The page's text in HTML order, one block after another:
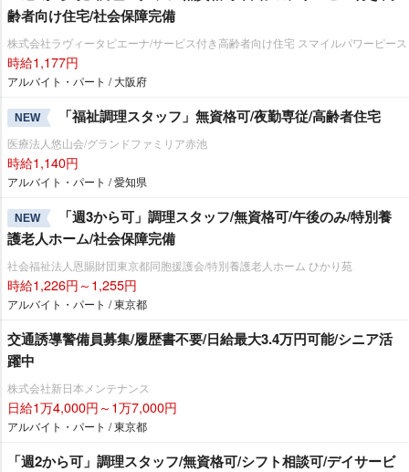
齢者向け住宅/社会保障完備
株式会社ラヴィータピエーナ/サービス付き高齢者向け住宅 スマイルパワーピース
時給1,177円
アルバイト・パート / 大阪府
NEW 「福祉調理スタッフ」無資格可/夜勤専従/高齢者住宅
医療法人悠山会/グランドファミリア赤池
時給1,140円
アルバイト・パート / 愛知県
NEW
「週3から可」調理スタッフ/無資格可/午後のみ/特別養
護老人ホーム/社会保障完備
社会福祉法人恩賜財団東京都同胞援護会/特別養護老人ホーム ひかり苑
時給1,226円～1,255円
アルバイト・パート / 東京都
交通誘導警備員募集/履歴書不要/日給最大3.4万円可能/シニア活
躍中
株式会社新日本メンテナンス
日給1万4,000円～1万7,000円
アルバイト・パート / 東京都
「週2から可」調理スタッフ/無資格可/シフト相談可/デイサービ